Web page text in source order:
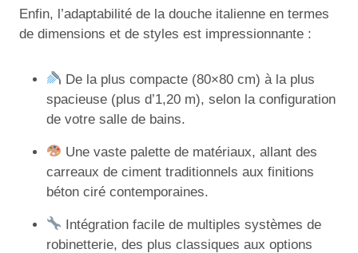
Enfin, l’adaptabilité de la douche italienne en termes
de dimensions et de styles est impressionnante :
De la plus compacte (80×80 cm) à la plus
spacieuse (plus d’1,20 m), selon la configuration
de votre salle de bains.
Une vaste palette de matériaux, allant des
carreaux de ciment traditionnels aux finitions
béton ciré contemporaines.
Intégration facile de multiples systèmes de
robinetterie, des plus classiques aux options